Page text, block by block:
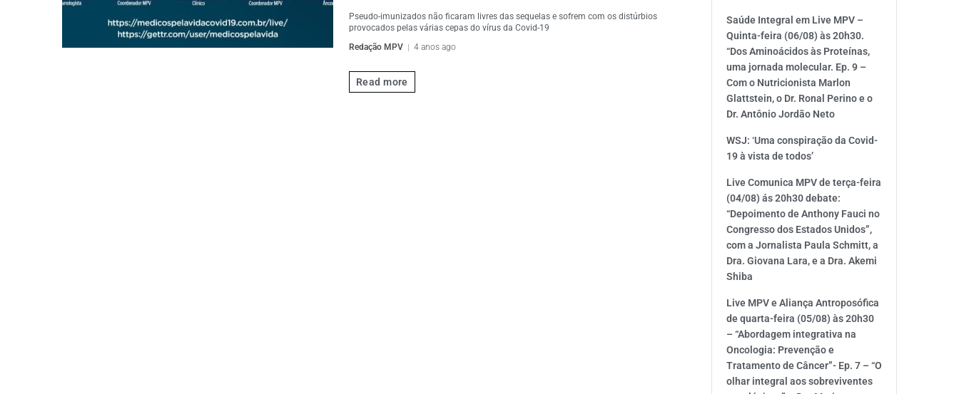
Pseudo-imunizados não ficaram livres das sequelas e sofrem com os distúrbios
provocados pelas várias cepas do vírus da Covid-19
Redação MPV
4 anos ago
Read more
Saúde Integral em Live MPV –
Quinta-feira (06/08) às 20h30.
“Dos Aminoácidos às Proteínas,
uma jornada molecular. Ep. 9 –
Com o Nutricionista Marlon
Glattstein, o Dr. Ronal Perino e o
Dr. Antônio Jordão Neto
WSJ: ‘Uma conspiração da Covid-
19 à vista de todos’
Live Comunica MPV de terça-feira
(04/08) ás 20h30 debate:
“Depoimento de Anthony Fauci no
Congresso dos Estados Unidos”,
com a Jornalista Paula Schmitt, a
Dra. Giovana Lara, e a Dra. Akemi
Shiba
Live MPV e Aliança Antroposófica
de quarta-feira (05/08) às 20h30
– “Abordagem integrativa na
Oncologia: Prevenção e
Tratamento de Câncer”- Ep. 7 – “O
olhar integral aos sobreviventes